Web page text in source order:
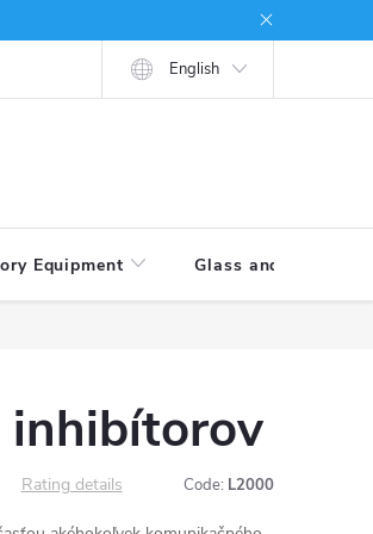
English
Equipment Glass and Porcelain
inhibítorov
Rating details Code: L2000